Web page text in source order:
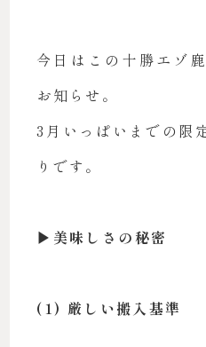
今日はこの十勝エゾ
お知らせ。
3月いっぱいまでの限
りです。
▶︎美味しさの秘密
(1) 厳しい搬入基準